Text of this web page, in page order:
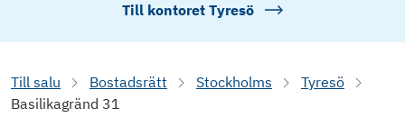
Till kontoret Tyresö
Till salu Bostadsrätt Stockholms
Tyresö
Basilikagränd 31